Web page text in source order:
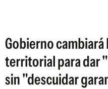
Gobierno
territorial para dar
sin "descuidar